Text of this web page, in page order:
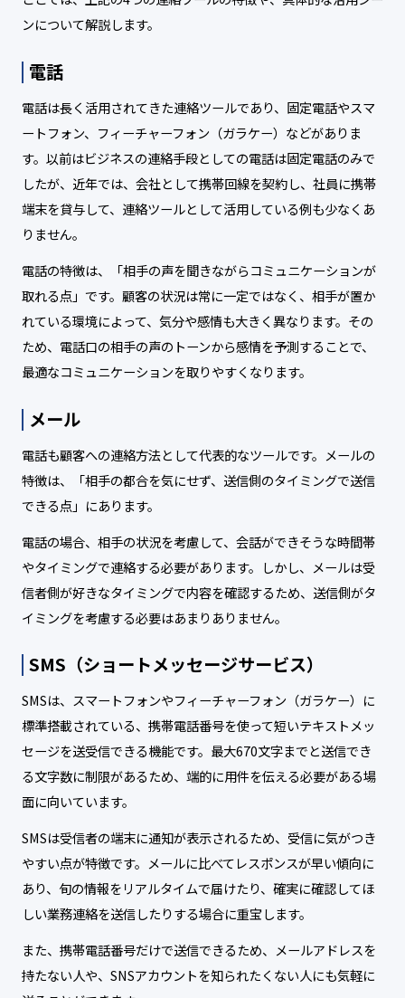
ンについて解説します。
電話
電話は長く活用されてきた連絡ツールであり、固定電話やスマ
ートフォン、フィーチャーフォン（ガラケー）などがありま
す。以前はビジネスの連絡手段としての電話は固定電話のみで
したが、近年では、会社として携帯回線を契約し、社員に携帯
端末を貸与して、連絡ツールとして活用している例も少なくあ
りません。
電話の特徴は、「相手の声を聞きながらコミュニケーションが
取れる点」です。顧客の状況は常に一定ではなく、相手が置か
れている環境によって、気分や感情も大きく異なります。その
ため、電話口の相手の声のトーンから感情を予測することで、
最適なコミュニケーションを取りやすくなります。
メール
電話も顧客への連絡方法として代表的なツールです。メールの
特徴は、「相手の都合を気にせず、送信側のタイミングで送信
できる点」にあります。
電話の場合、相手の状況を考慮して、会話ができそうな時間帯
やタイミングで連絡する必要があります。しかし、メールは受
信者側が好きなタイミングで内容を確認するため、送信側がタ
イミングを考慮する必要はあまりありません。
SMS（ショートメッセージサービス）
SMSは、スマートフォンやフィーチャーフォン（ガラケー）に
標準搭載されている、携帯電話番号を使って短いテキストメッ
セージを送受信できる機能です。最大670文字までと送信でき
る文字数に制限があるため、端的に用件を伝える必要がある場
面に向いています。
SMSは受信者の端末に通知が表示されるため、受信に気がつき
やすい点が特徴です。メールに比べてレスポンスが早い傾向に
あり、旬の情報をリアルタイムで届けたり、確実に確認してほ
しい業務連絡を送信したりする場合に重宝します。
また、携帯電話番号だけで送信できるため、メールアドレスを
持たない人や、SNSアカウントを知られたくない人にも気軽に